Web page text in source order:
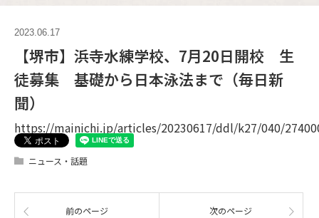
2023.06.17
【堺市】浜寺水練学校、7月20日開校 生
徒募集 基礎から日本泳法まで（毎日新
聞）
https://mainichi.jp/articles/20230617/ddl/k27/040/
ニュース・話題
前のページ 次のページ